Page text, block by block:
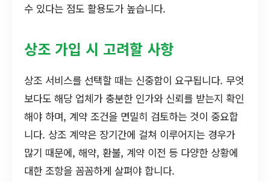
수 있다는 점도 활용도가 높습니다.
상조 가입 시 고려할 사항
상조 서비스를 선택할 때는 신중함이 요구됩니다. 무엇
보다도 해당 업체가 충분한 인가와 신뢰를 받는지 확인
해야 하며, 계약 조건을 면밀히 검토하는 것이 중요합
니다. 상조 계약은 장기간에 걸쳐 이루어지는 경우가
많기 때문에, 해약, 환불, 계약 이전 등 다양한 상황에
대한 조항을 꼼꼼하게 살펴야 합니다.